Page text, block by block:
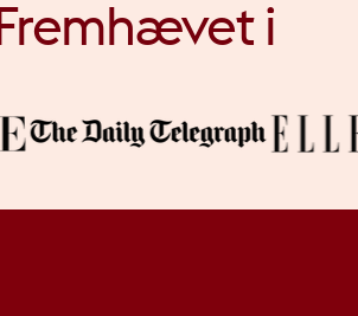
Fremhævet i